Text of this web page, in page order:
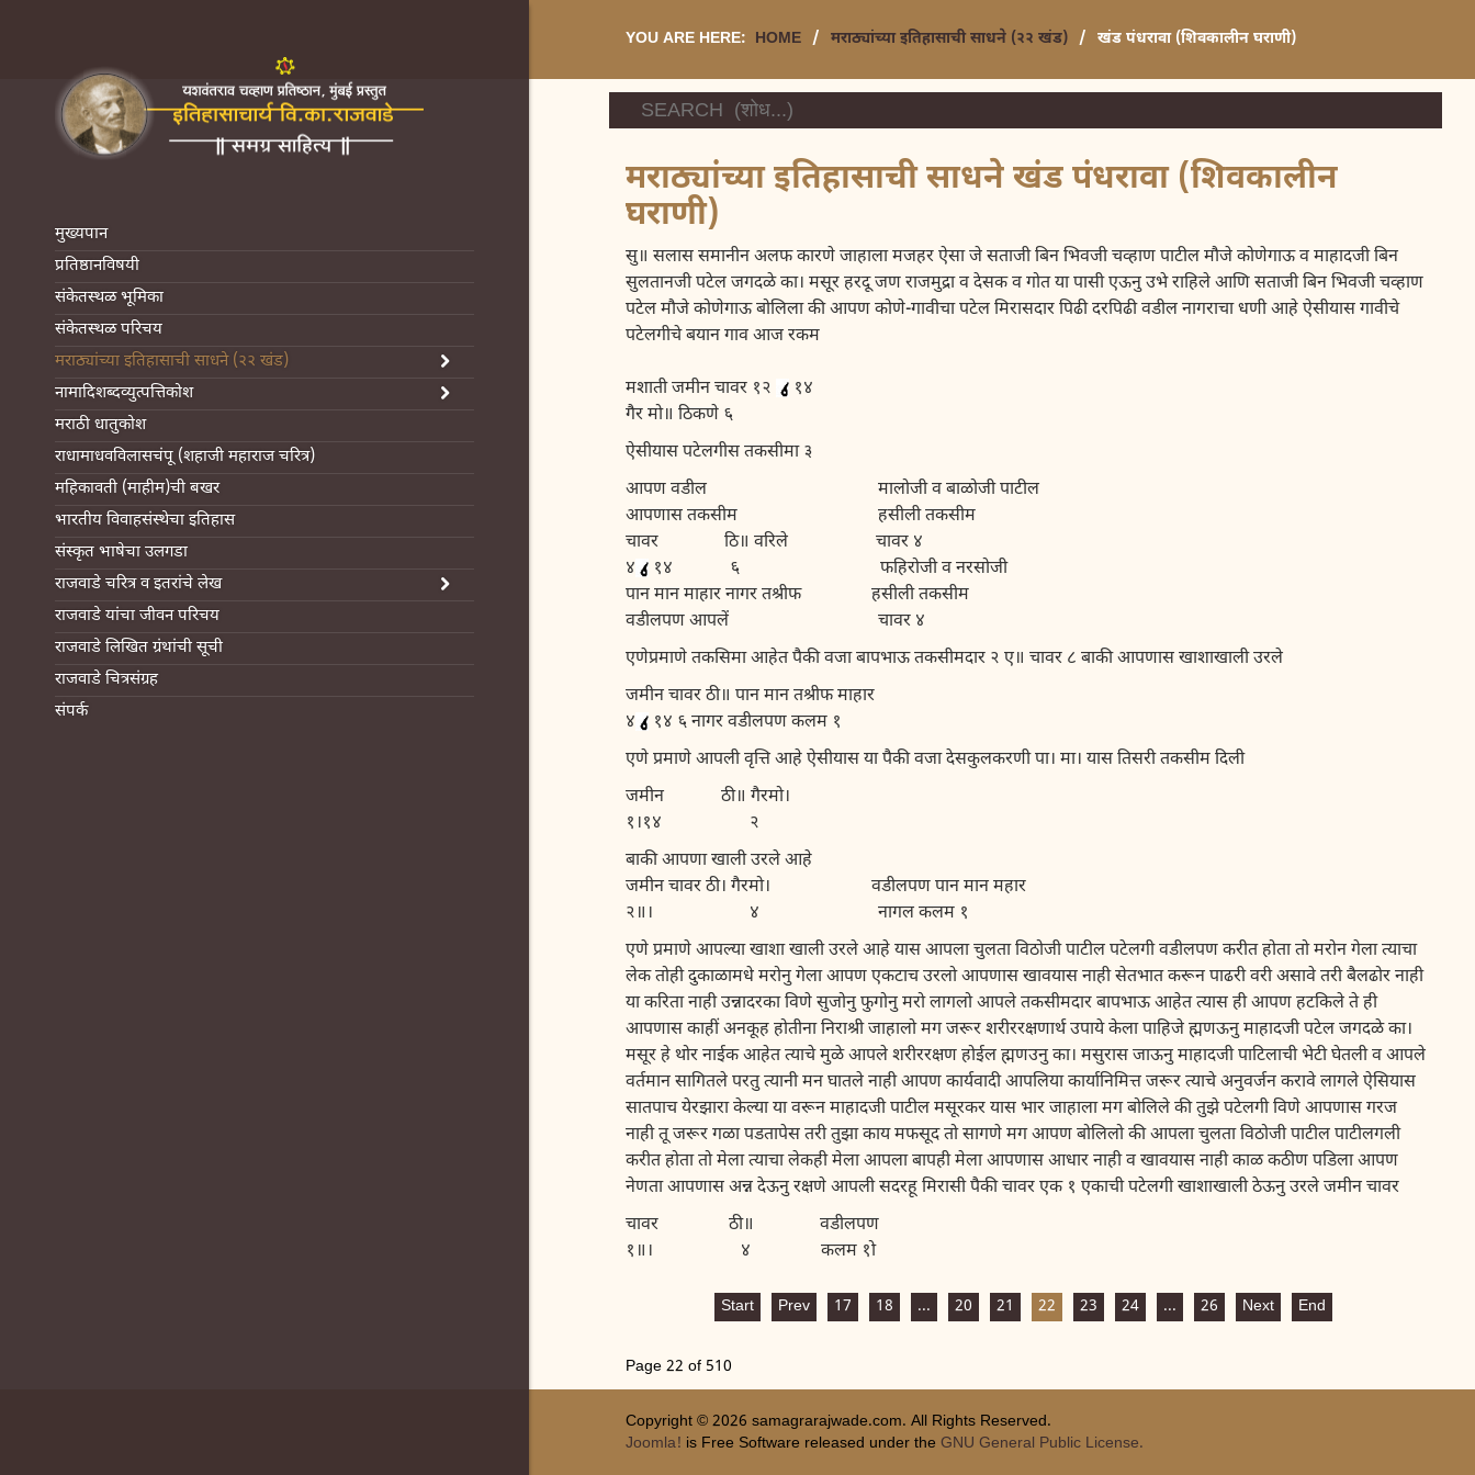
मुख्यपान
प्रतिष्ठानविषयी
संकेतस्थळ भूमिका
संकेतस्थळ परिचय
मराठ्यांच्या इतिहासाची साधने (२२ खंड)
नामादिशब्दव्युत्पत्तिकोश
मराठी धातुकोश
राधामाधवविलासचंपू (शहाजी महाराज चरित्र)
महिकावती (माहीम)ची बखर
भारतीय विवाहसंस्थेचा इतिहास
संस्कृत भाषेचा उलगडा
राजवाडे चरित्र व इतरांचे लेख
राजवाडे यांचा जीवन परिचय
राजवाडे लिखित ग्रंथांची सूची
राजवाडे चित्रसंग्रह
संपर्क
YOU ARE HERE: HOME / मराठ्यांच्या इतिहासाची साधने (२२ खंड) / खंड पंधरावा (शिवकालीन घराणी)
मराठ्यांच्या इतिहासाची साधने खंड पंधरावा (शिवकालीन
घराणी)
सु॥ सलास समानीन अलफ कारणे जाहाला मजहर ऐसा जे सताजी बिन भिवजी चव्हाण पाटील मौजे कोणेगाऊ व माहादजी बिन
सुलतानजी पटेल जगदळे का। मसूर हरदू जण राजमुद्रा व देसक व गोत या पासी एऊनु उभे राहिले आणि सताजी बिन भिवजी चव्हाण
पटेल मौजे कोणेगाऊ बोलिला की आपण कोणे-गावीचा पटेल मिरासदार पिढी दरपिढी वडील नागराचा धणी आहे ऐसीयास गावीचे
पटेलगीचे बयान गाव आज रकम
मशाती जमीन चावर १२
१४
गैर मो॥ ठिकणे ६
ऐसीयास पटेलगीस तकसीमा ३
आपण वडील मालोजी व बाळोजी पाटील
आपणास तकसीम हसीली तकसीम
चावर ठि॥ वरिले चावर ४
४
१४ ६ फहिरोजी व नरसोजी
पान मान माहार नागर तश्रीफ हसीली तकसीम
वडीलपण आपलें चावर ४
एणेप्रमाणे तकसिमा आहेत पैकी वजा बापभाऊ तकसीमदार २ ए॥ चावर ८ बाकी आपणास खाशाखाली उरले
जमीन चावर ठी॥ पान मान तश्रीफ माहार
४
१४ ६ नागर वडीलपण कलम १
एणे प्रमाणे आपली वृत्ति आहे ऐसीयास या पैकी वजा देसकुलकरणी पा। मा। यास तिसरी तकसीम दिली
जमीन ठी॥ गैरमो।
१।१४ २
बाकी आपणा खाली उरले आहे
जमीन चावर ठी। गैरमो। वडीलपण पान मान महार
२॥। ४ नागल कलम १
एणे प्रमाणे आपल्या खाशा खाली उरले आहे यास आपला चुलता विठोजी पाटील पटेलगी वडीलपण करीत होता तो मरोन गेला त्याचा
लेक तोही दुकाळामधे मरोनु गेला आपण एकटाच उरलो आपणास खावयास नाही सेतभात करून पाढरी वरी असावे तरी बैलढोर नाही
या करिता नाही उन्नादरका विणे सुजोनु फुगोनु मरो लागलो आपले तकसीमदार बापभाऊ आहेत त्यास ही आपण हटकिले ते ही
आपणास काहीं अनकूह होतीना निराश्री जाहालो मग जरूर शरीररक्षणार्थ उपाये केला पाहिजे ह्मणऊनु माहादजी पटेल जगदळे का।
मसूर हे थोर नाईक आहेत त्याचे मुळे आपले शरीररक्षण होईल ह्मणउनु का। मसुरास जाऊनु माहादजी पाटिलाची भेटी घेतली व आपले
वर्तमान सागितले परतु त्यानी मन घातले नाही आपण कार्यवादी आपलिया कार्यानिमित्त जरूर त्याचे अनुवर्जन करावे लागले ऐसियास
सातपाच येरझारा केल्या या वरून माहादजी पाटील मसूरकर यास भार जाहाला मग बोलिले की तुझे पटेलगी विणे आपणास गरज
नाही तू जरूर गळा पडतापेस तरी तुझा काय मफसूद तो सागणे मग आपण बोलिलो की आपला चुलता विठोजी पाटील पाटीलगली
करीत होता तो मेला त्याचा लेकही मेला आपला बापही मेला आपणास आधार नाही व खावयास नाही काळ कठीण पडिला आपण
नेणता आपणास अन्न देऊनु रक्षणे आपली सदरहू मिरासी पैकी चावर एक १ एकाची पटेलगी खाशाखाली ठेऊनु उरले जमीन चावर
चावर ठी॥ वडीलपण
१॥। ४ कलम १ो
Start Prev 17 18 ... 20 21 22 23 24 ... 26 Next End
Page 22 of 510
Copyright © 2026 samagrarajwade.com. All Rights Reserved.
Joomla! is Free Software released under the GNU General Public License.